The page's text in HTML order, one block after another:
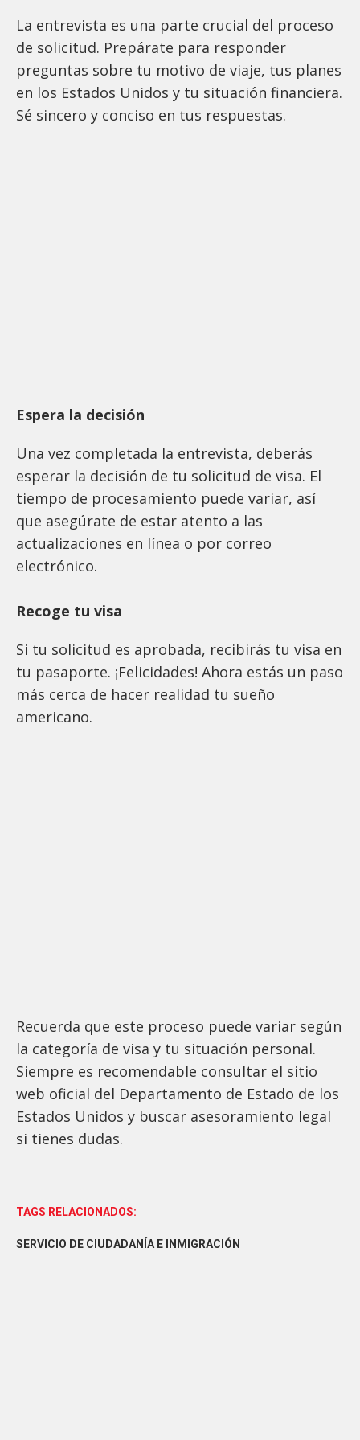
La entrevista es una parte crucial del proceso
de solicitud. Prepárate para responder
preguntas sobre tu motivo de viaje, tus planes
en los Estados Unidos y tu situación financiera.
Sé sincero y conciso en tus respuestas.
Espera la decisión
Una vez completada la entrevista, deberás
esperar la decisión de tu solicitud de visa. El
tiempo de procesamiento puede variar, así
que asegúrate de estar atento a las
actualizaciones en línea o por correo
electrónico.
Recoge tu visa
Si tu solicitud es aprobada, recibirás tu visa en
tu pasaporte. ¡Felicidades! Ahora estás un paso
más cerca de hacer realidad tu sueño
americano.
Recuerda que este proceso puede variar según
la categoría de visa y tu situación personal.
Siempre es recomendable consultar el sitio
web oficial del Departamento de Estado de los
Estados Unidos y buscar asesoramiento legal
si tienes dudas.
TAGS RELACIONADOS:
SERVICIO DE CIUDADANÍA E INMIGRACIÓN